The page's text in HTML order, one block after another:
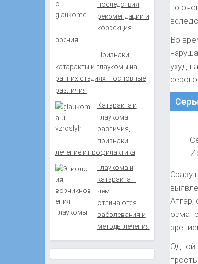
но
Во
Сразу
Апгар,
Одной
последствия,
рекомендации и
коррекция
зрения
Признаки
катаракты и глаукомы на
ранних стадиях – основные
различия
Катаракта и
глаукома –
различия,
признаки,
лечение и профилактика
Глаукома и
катаракта –
чем
отличаются
заболевания и
методы лечения